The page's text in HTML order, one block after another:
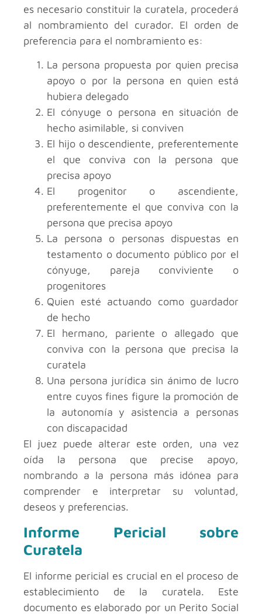
es necesario constituir la curatela, procederá
al nombramiento del curador. El orden de
preferencia para el nombramiento es:
La persona propuesta por quien precisa
apoyo o por la persona en quien está
hubiera delegado
El cónyuge o persona en situación de
hecho asimilable, si conviven
El hijo o descendiente, preferentemente
el que conviva con la persona que
precisa apoyo
El progenitor o ascendiente,
preferentemente el que conviva con la
persona que precisa apoyo
La persona o personas dispuestas en
testamento o documento público por el
cónyuge, pareja conviviente o
progenitores
Quien esté actuando como guardador
de hecho
El hermano, pariente o allegado que
conviva con la persona que precisa la
curatela
Una persona jurídica sin ánimo de lucro
entre cuyos fines figure la promoción de
la autonomía y asistencia a personas
con discapacidad
El juez puede alterar este orden, una vez
oída la persona que precise apoyo,
nombrando a la persona más idónea para
comprender e interpretar su voluntad,
deseos y preferencias.
Informe Pericial sobre
Curatela
El informe pericial es crucial en el proceso de
establecimiento de la curatela. Este
documento es elaborado por un Perito Social